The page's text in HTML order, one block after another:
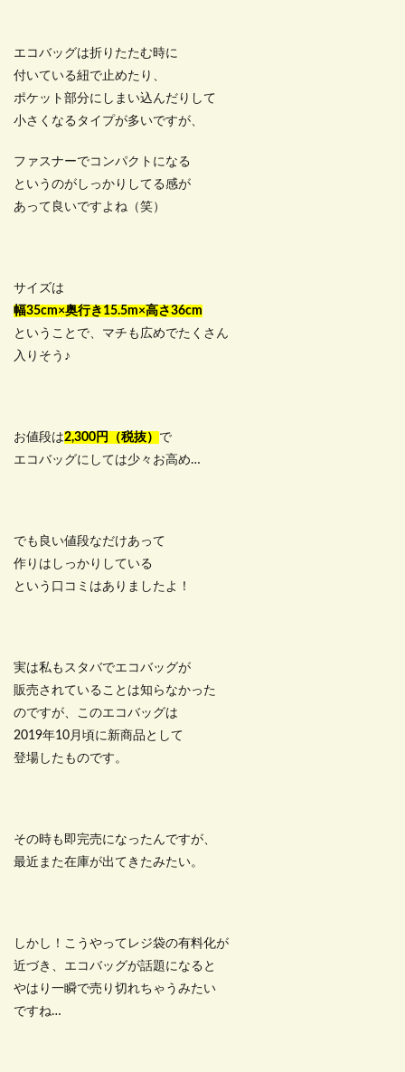
エコバッグは折りたたむ時に
付いている紐で止めたり、
ポケット部分にしまい込んだりして
小さくなるタイプが多いですが、
ファスナーでコンパクトになる
というのがしっかりしてる感が
あって良いですよね（笑）
サイズは
幅35cm×奥行き15.5m×高さ36cm
ということで、マチも広めでたくさん
入りそう♪
お値段は2,300円（税抜） で
エコバッグにしては少々お高め…
でも良い値段なだけあって
作りはしっかりしている
という口コミはありましたよ！
実は私もスタバでエコバッグが
販売されていることは知らなかった
のですが、このエコバッグは
2019年10月頃に新商品として
登場したものです。
その時も即完売になったんですが、
最近また在庫が出てきたみたい。
しかし！こうやってレジ袋の有料化が
近づき、エコバッグが話題になると
やはり一瞬で売り切れちゃうみたい
ですね…